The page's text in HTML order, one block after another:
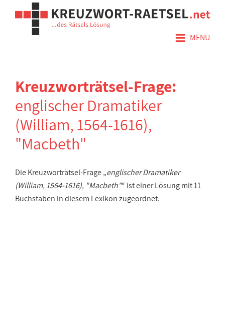
≡ MENÜ
Kreuzworträtsel-Frage:
englischer Dramatiker
(William, 1564-1616),
"Macbeth"
Die Kreuzworträtsel-Frage „englischer Dramatiker
(William, 1564-1616), "Macbeth"“ ist einer Lösung mit 11
Buchstaben in diesem Lexikon zugeordnet.